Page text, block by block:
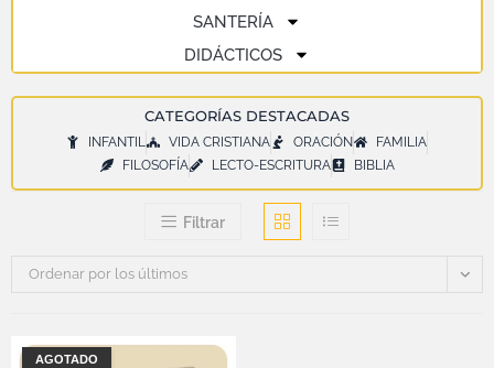
SANTERÍA
DIDÁCTICOS
CATEGORÍAS DESTACADAS
INFANTIL VIDA CRISTIANA ORACIÓN
FAMILIA
FILOSOFÍA
LECTO-ESCRITURA BIBLIA
Filtrar
Ordenar por los últimos
AGOTADO